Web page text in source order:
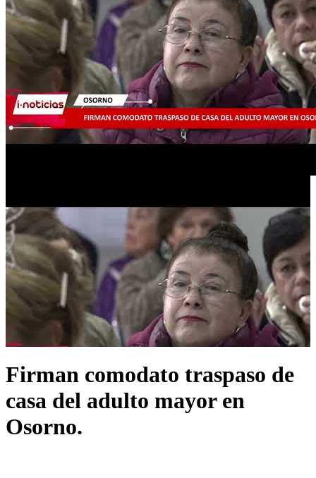
Firman comodato traspaso de
casa del adulto mayor en
Osorno.